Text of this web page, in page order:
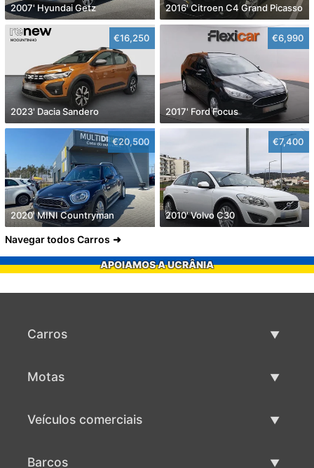
2007' Hyundai Getz 2016' Citroen C4 Grand Picasso
€16,250
2023' Dacia Sandero
€6,990
2017' Ford Focus
€20,500
2020' MINI Countryman
€7,400
2010' Volvo C30
Navegar todos Carros
APOIAMOS A UCRÂNIA
Carros
Motas
Veículos comerciais
Barcos